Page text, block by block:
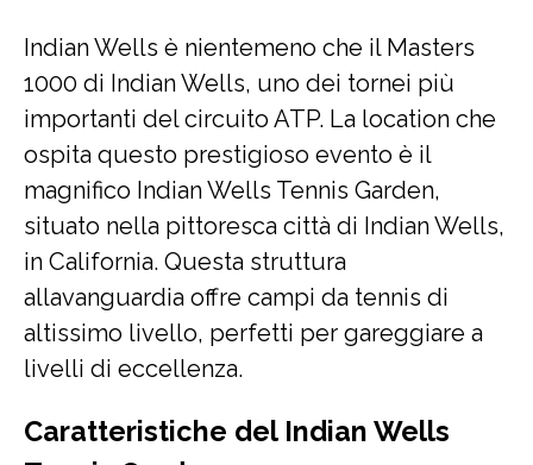
Indian Wells è nientemeno che il Masters
1000 di Indian Wells, uno dei tornei più
importanti del circuito ATP. La location che
ospita questo prestigioso evento è il
magnifico Indian Wells Tennis Garden,
situato nella pittoresca città di Indian Wells,
in California. Questa struttura
allavanguardia offre campi da tennis di
altissimo livello, perfetti per gareggiare a
livelli di eccellenza.
Caratteristiche del Indian Wells